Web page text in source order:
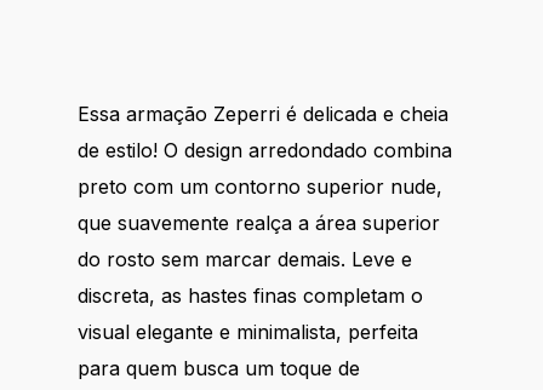
Essa armação Zeperri é delicada e cheia
de estilo! O design arredondado combina
preto com um contorno superior nude,
que suavemente realça a área superior
do rosto sem marcar demais. Leve e
discreta, as hastes finas completam o
visual elegante e minimalista, perfeita
para quem busca um toque de